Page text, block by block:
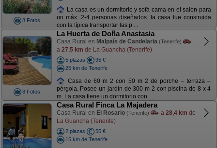
8 Fotos
La casa es un dormitorio y sofá cama en el salón para
un máx. 2-4 personas diseñados. la casa fue construida
con la típica transportar las p ...
8 Fotos
La Huerta de Doña Anastasia
Casa Rural en Malpaís de Candelaria (Tenerife)
a 27,5 km de La Guancha (Tenerife)
5 plazas
95 €
25 km de Tenerife
Casa de 60 m 2 con 50 m 2 de porche – terraza –
pérgola. Posee un jardín de 300 m 2 con piscina de 8 x 4
m. La casa tiene un dormitorio con ...
Casa Rural Finca La Majadera
Casa Rural en El Rosario (Tenerife) a 28,4 km de
La Guancha (Tenerife)
2 plazas
55 €
15 km de Tenerife